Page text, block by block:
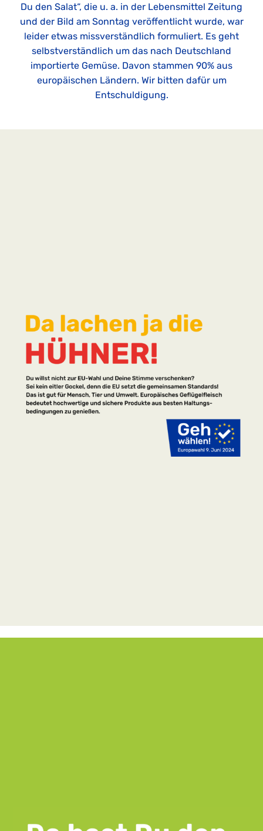
Du den Salat“, die u. a. in der Lebensmittel Zeitung
und der Bild am Sonntag veröffentlicht wurde, war
leider etwas missverständlich formuliert. Es geht
selbstverständlich um das nach Deutschland
importierte Gemüse. Davon stammen 90% aus
europäischen Ländern. Wir bitten dafür um
Entschuldigung.